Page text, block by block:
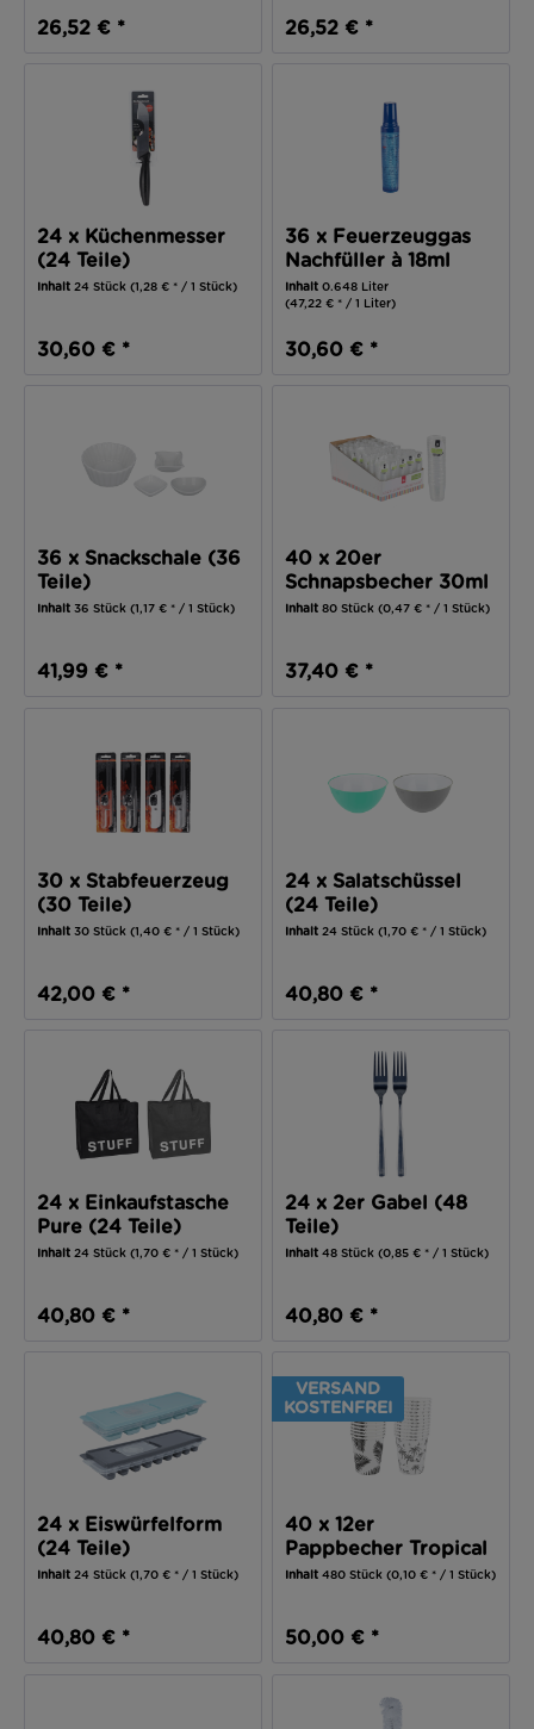
26,52 € * 26,52 € *
24 x Küchenmesser
(24 Teile)
Inhalt24 Stück(1,28 € * / 1 Stück)
30,60 € *
36 x Feuerzeuggas
Nachfüller à 18ml
(648 ml)
Inhalt0.648 Liter
(47,22 € * / 1 Liter)
30,60 € *
36 x Snackschale (36
Teile)
Inhalt36 Stück(1,17 € * / 1 Stück)
41,99 € *
40 x 20er
Schnapsbecher 30ml
(800 Teile)
Inhalt80 Stück(0,47 € * / 1 Stück)
37,40 € *
30 x Stabfeuerzeug
(30 Teile)
Inhalt30 Stück(1,40 € * / 1 Stück)
42,00 € *
24 x Salatschüssel
(24 Teile)
Inhalt 24 Stück(1,70 € * / 1 Stück)
40,80 € *
24 x Einkaufstasche
Pure (24 Teile)
Inhalt 24 Stück(1,70 € * / 1 Stück)
40,80 € *
24 x 2er Gabel (48
Teile)
Inhalt48 Stück(0,85 € * / 1 Stück)
40,80 € *
24 x Eiswürfelform
(24 Teile)
Inhalt24 Stück(1,70 € * / 1 Stück)
40,80 € *
VERSAND
KOSTENFREI
40 x 12er
Pappbecher Tropical
250ml (480 Teile)
Inhalt480 Stück(0,10 € * / 1 Stück)
50,00 € *